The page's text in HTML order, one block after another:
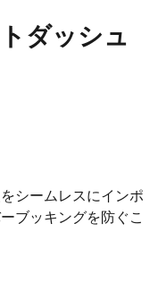
ダッシュ
シームレスにインポ
ブッキングを防ぐこ